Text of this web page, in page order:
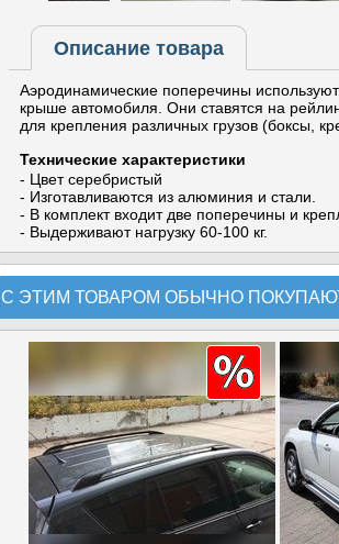
Описание товара
Аэродинамические поперечины
крыше автомобиля. Они ставятся на
для крепления различных грузов (боксы,
Технические характеристики
- Цвет серебристый
- Изготавливаются из алюминия и стали.
- В комплект входит две поперечины и
- Выдерживают нагрузку 60-100 кг.
С ЭТИМ ТОВАРОМ ОБЫЧНО